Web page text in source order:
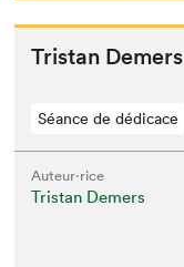
Tris­tan
Séance de dédicace
Auteur·rice
Tristan Demers